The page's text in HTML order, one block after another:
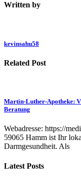
Written by
kevinsahu58
Related Post
Martin-Luther-Apotheke:
Beratung
Webadresse: https://
59065 Hamm ist Ihr
Darmgesundheit. Als
Latest Posts